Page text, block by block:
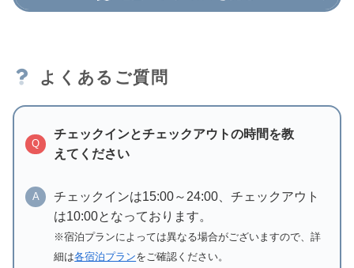
よくあるご質問
Q
チェックインとチェックアウトの時間を教
えてください
A
チェックインは15:00～24:00、チェックアウト
は10:00となっております。
※宿泊プランによっては異なる場合がございますので、詳
細は各宿泊プランをご確認ください。